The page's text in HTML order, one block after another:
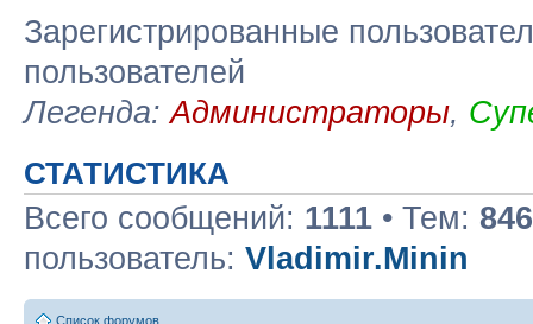
Зарегистрированные
пользователей
Легенда:Администраторы,
СТАТИСТИКА
Всего сообщений: 1111 • Тем: 846
пользователь: Vladimir.Minin
Список форумов